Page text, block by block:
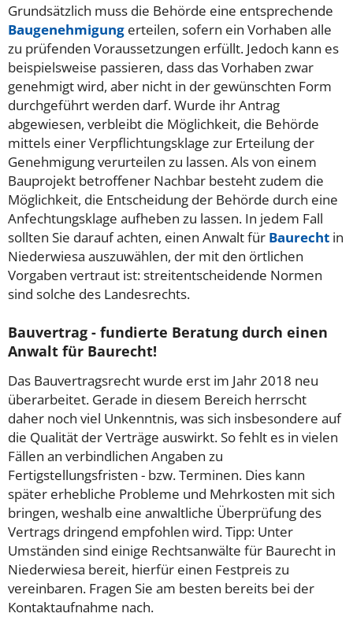
Grundsätzlich muss die Behörde eine entsprechende
Baugenehmigung erteilen, sofern ein Vorhaben alle
zu prüfenden Voraussetzungen erfüllt. Jedoch kann es
beispielsweise passieren, dass das Vorhaben zwar
genehmigt wird, aber nicht in der gewünschten Form
durchgeführt werden darf. Wurde ihr Antrag
abgewiesen, verbleibt die Möglichkeit, die Behörde
mittels einer Verpflichtungsklage zur Erteilung der
Genehmigung verurteilen zu lassen. Als von einem
Bauprojekt betroffener Nachbar besteht zudem die
Möglichkeit, die Entscheidung der Behörde durch eine
Anfechtungsklage aufheben zu lassen. In jedem Fall
sollten Sie darauf achten, einen Anwalt für Baurecht in
Niederwiesa auszuwählen, der mit den örtlichen
Vorgaben vertraut ist: streitentscheidende Normen
sind solche des Landesrechts.
Bauvertrag - fundierte Beratung durch einen
Anwalt für Baurecht!
Das Bauvertragsrecht wurde erst im Jahr 2018 neu
überarbeitet. Gerade in diesem Bereich herrscht
daher noch viel Unkenntnis, was sich insbesondere auf
die Qualität der Verträge auswirkt. So fehlt es in vielen
Fällen an verbindlichen Angaben zu
Fertigstellungsfristen - bzw. Terminen. Dies kann
später erhebliche Probleme und Mehrkosten mit sich
bringen, weshalb eine anwaltliche Überprüfung des
Vertrags dringend empfohlen wird. Tipp: Unter
Umständen sind einige Rechtsanwälte für Baurecht in
Niederwiesa bereit, hierfür einen Festpreis zu
vereinbaren. Fragen Sie am besten bereits bei der
Kontaktaufnahme nach.